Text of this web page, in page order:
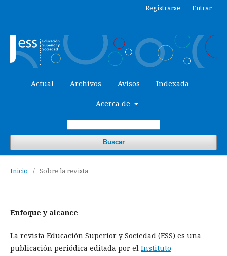
Actual Archivos Avisos Indexada
Acerca de
Buscar
Registrarse Entrar
Inicio / Sobre la revista
Enfoque y alcance
La revista Educación Superior y Sociedad (ESS) es una
publicación periódica editada por el Instituto